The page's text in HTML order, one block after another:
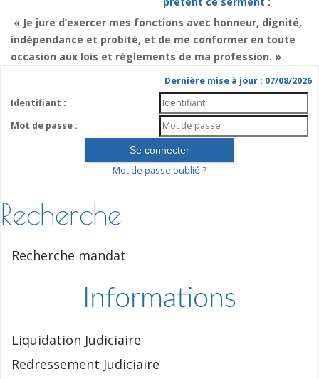
« Je jure d’exercer mes fonctions avec honneur, dignité,
indépendance et probité, et de me conformer en toute
occasion aux lois et règlements de ma profession. »
Dernière mise à jour : 07/08/2026
Identifiant :
Mot de passe :
Mot de passe oublié ?
Recherche
Recherche mandat
Informations
Liquidation Judiciaire
Redressement Judiciaire